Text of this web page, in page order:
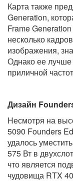
Карта также
Generation,
Frame
несколько
изображения,
Однако ее лучше
приличной
Дизайн
Несмотря на
5090 Founders
удалось
575 Вт в
что является
чудовища RTX